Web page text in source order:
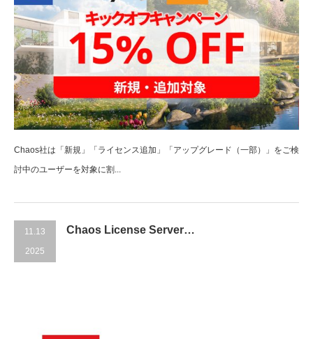
Chaos社は「新規」「ライセンス追加」「アップグレード（一部）」をご検
討中のユーザーを対象に割...
11.13
2025
Chaos License Server…